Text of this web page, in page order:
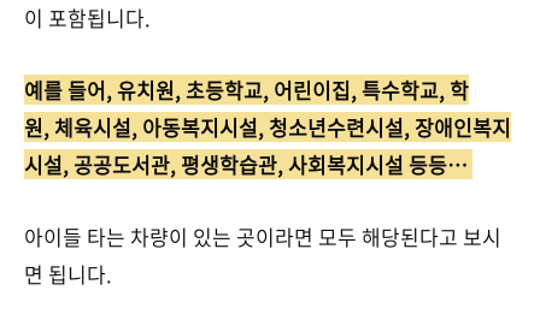
이 포함됩니다.
예를 들어, 유치원, 초등학교, 어린이집, 특수학교, 학
원, 체육시설, 아동복지시설, 청소년수련시설, 장애인복지
시설, 공공도서관, 평생학습관, 사회복지시설 등등…
아이들 타는 차량이 있는 곳이라면 모두 해당된다고 보시
면 됩니다.